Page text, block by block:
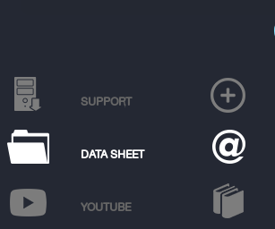
SUPPORT
DATA SHEET
YOUTUBE